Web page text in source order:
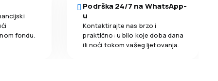
fondu.
Podrška 24/7 na WhatsApp-
u
Kontaktirajte nas brzo i
praktično: u bilo koje doba dana
ili noći tokom vašeg ljetovanja.